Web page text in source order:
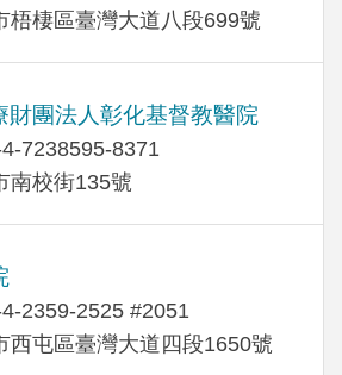
梧棲區臺灣大道八段699號
財團法人彰化基督教醫院
7238595-8371
南校街135號
2359-2525 #2051
西屯區臺灣大道四段1650號